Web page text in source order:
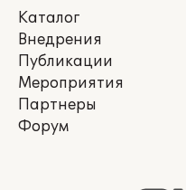
Каталог
Внедрения
Публикации
Мероприятия
Партнеры
Форум